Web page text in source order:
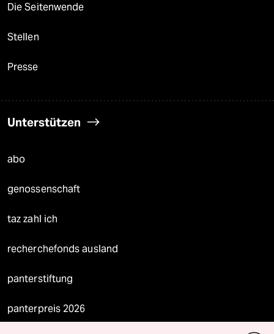
Die Seitenwende
Stellen
Presse
Unterstützen
abo
genossenschaft
taz zahl ich
recherchefonds ausland
panterstiftung
panterpreis 2026